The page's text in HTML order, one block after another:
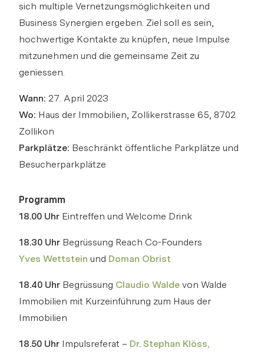
Bitte anmelden, um Merkliste zu
erstellen.
sich multiple Vernetzungsmöglichkeiten und
Business Synergien ergeben. Ziel soll es sein,
hochwertige Kontakte zu knüpfen, neue Impulse
mitzunehmen und die gemeinsame Zeit zu
geniessen.
Wann: 27. April 2023
Wo: Haus der Immobilien, Zollikerstrasse 65, 8702
Zollikon
Parkplätze: Beschränkt öffentliche Parkplätze und
Besucherparkplätze
Programm
18.00 Uhr Eintreffen und Welcome Drink
18.30 Uhr Begrüssung Reach Co-Founders
Yves Wettstein und Doman Obrist
18.40 Uhr Begrüssung Claudio Walde von Walde
Immobilien mit Kurzeinführung zum Haus der
Immobilien
18.50 Uhr Impulsreferat – Dr. Stephan Klöss,
Netzwerkanlass: Reach und Walde
Immobilien
Via Link
Link kopieren
Direkt teilen